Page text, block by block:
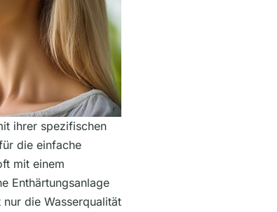
ihrer spezifischen
die einfache
mit einem
Enthärtungsanlage
die Wasserqualität